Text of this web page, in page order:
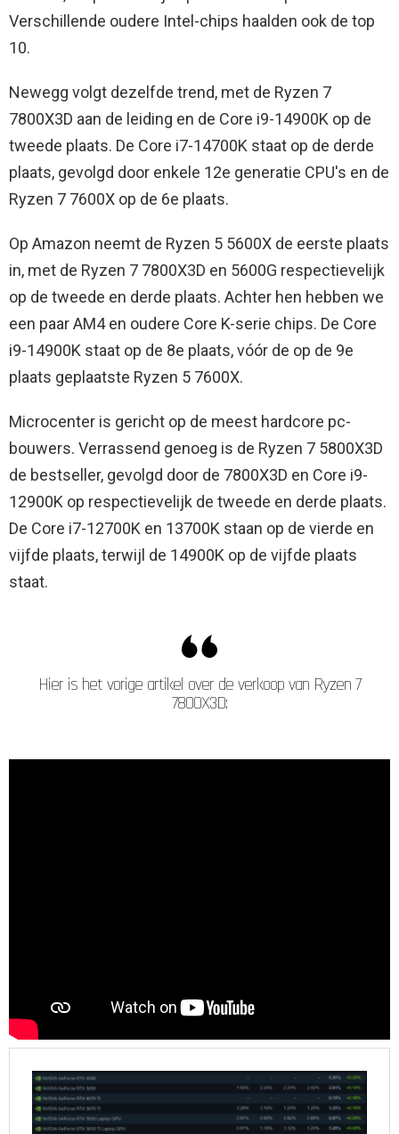
Verschillende oudere Intel-chips haalden ook de top
10.
Newegg volgt dezelfde trend, met de Ryzen 7
7800X3D aan de leiding en de Core i9-14900K op de
tweede plaats. De Core i7-14700K staat op de derde
plaats, gevolgd door enkele 12e generatie CPU's en de
Ryzen 7 7600X op de 6e plaats.
Op Amazon neemt de Ryzen 5 5600X de eerste plaats
in, met de Ryzen 7 7800X3D en 5600G respectievelijk
op de tweede en derde plaats. Achter hen hebben we
een paar AM4 en oudere Core K-serie chips. De Core
i9-14900K staat op de 8e plaats, vóór de op de 9e
plaats geplaatste Ryzen 5 7600X.
Microcenter is gericht op de meest hardcore pc-
bouwers. Verrassend genoeg is de Ryzen 7 5800X3D
de bestseller, gevolgd door de 7800X3D en Core i9-
12900K op respectievelijk de tweede en derde plaats.
De Core i7-12700K en 13700K staan ​​op de vierde en
vijfde plaats, terwijl de 14900K op de vijfde plaats
staat.
Hier is het vorige artikel over de verkoop van Ryzen 7
7800X3D: